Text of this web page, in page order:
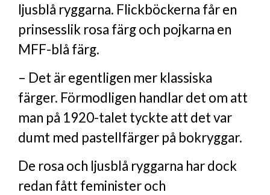
ljusblå ryggarna. Flickböckerna får en
prinsesslik rosa färg och pojkarna en
MFF-blå färg.
– Det är egentligen mer klassiska
färger. Förmodligen handlar det om att
man på 1920-talet tyckte att det var
dumt med pastellfärger på bokryggar.
De rosa och ljusblå ryggarna har dock
redan fått feminister och